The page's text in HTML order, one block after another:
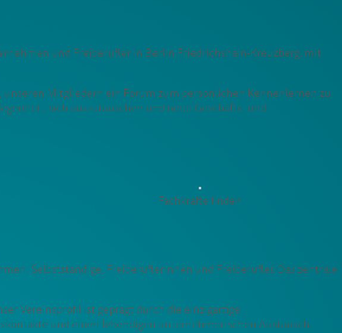
und Freiberufler in Berlin Friedrichshain-Kreuzberg, mit
Mitgliedern ein Forum zum persönlichen Kennenlernen zu
sich auszutauschen und neue Geschäfts- und
Fachkräfte finden
Selbstständige, Freiberuflerinnen und Freiberufler. Das zentrale
Vereinsprofil ist geprägt durch die einzigartige
und einen lebendigen unternehmerischen Austausch.